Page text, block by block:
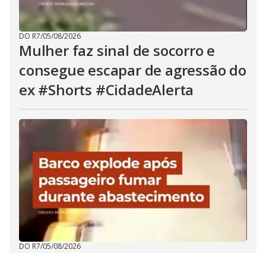
DO R7/05/08/2026
Mulher faz sinal de socorro e
consegue escapar de agressão do
ex #Shorts #CidadeAlerta
DO R7/05/08/2026